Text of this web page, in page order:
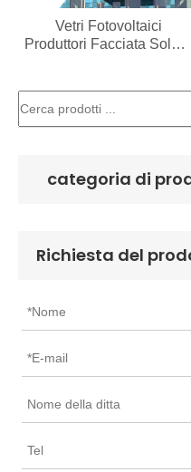
Vetri Fotovoltaici
Produttori Facciata Solare
categoria di
Richiesta del